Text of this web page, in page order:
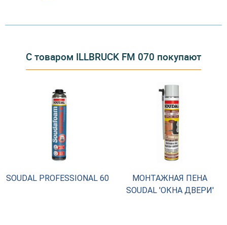
С товаром ILLBRUCK FM 070 покупают
SOUDAL PROFESSIONAL 60
МОНТАЖНАЯ ПЕНА
SOUDAL 'ОКНА ДВЕРИ'